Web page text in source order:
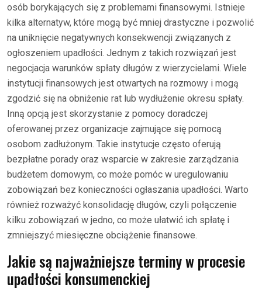
osób borykających się z problemami finansowymi. Istnieje
kilka alternatyw, które mogą być mniej drastyczne i pozwolić
na uniknięcie negatywnych konsekwencji związanych z
ogłoszeniem upadłości. Jednym z takich rozwiązań jest
negocjacja warunków spłaty długów z wierzycielami. Wiele
instytucji finansowych jest otwartych na rozmowy i mogą
zgodzić się na obniżenie rat lub wydłużenie okresu spłaty.
Inną opcją jest skorzystanie z pomocy doradczej
oferowanej przez organizacje zajmujące się pomocą
osobom zadłużonym. Takie instytucje często oferują
bezpłatne porady oraz wsparcie w zakresie zarządzania
budżetem domowym, co może pomóc w uregulowaniu
zobowiązań bez konieczności ogłaszania upadłości. Warto
również rozważyć konsolidację długów, czyli połączenie
kilku zobowiązań w jedno, co może ułatwić ich spłatę i
zmniejszyć miesięczne obciążenie finansowe.
Jakie są najważniejsze terminy w procesie
upadłości konsumenckiej